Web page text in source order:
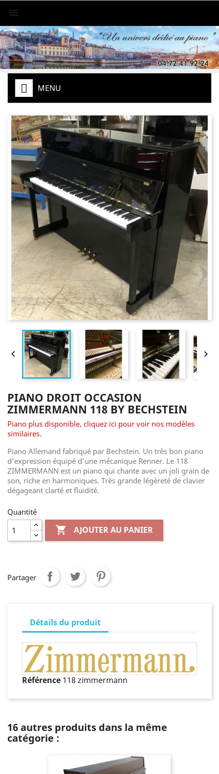

MENU
 
PIANO DROIT OCCASION
ZIMMERMANN 118 BY BECHSTEIN
Piano plus disponible, cliquez ici pour voir nos modèles
similaires.
Piano Allemand fabriqué par Bechstein. Un très bon piano
d'expression équipé d'une mécanique Renner. Le 118
ZIMMERMANN est un piano qui chante avec un joli grain de
son, riche en harmoniques. Très grande légèreté de clavier
dégageant clarté et fluidité.
Quantité
 AJOUTER AU PANIER
Partager
Détails du produit
Référence 118 zimmermann
16 autres produits dans la même
catégorie :